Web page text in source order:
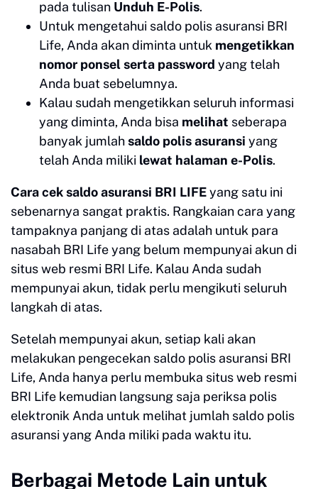
pada tulisan Unduh E-Polis.
Untuk mengetahui saldo polis asuransi BRI
Life, Anda akan diminta untuk mengetikkan
nomor ponsel serta password yang telah
Anda buat sebelumnya.
Kalau sudah mengetikkan seluruh informasi
yang diminta, Anda bisa melihat seberapa
banyak jumlahsaldo polis asuransi yang
telah Anda miliki lewat halaman e-Polis.
Cara cek saldo asuransi BRI LIFEyang satu ini
sebenarnya sangat praktis. Rangkaian cara yang
tampaknya panjang di atas adalah untuk para
nasabah BRI Life yang belum mempunyai akun di
situs web resmi BRI Life. Kalau Anda sudah
mempunyai akun, tidak perlu mengikuti seluruh
langkah di atas.
Setelah mempunyai akun, setiap kali akan
melakukan pengecekan saldo polis asuransi BRI
Life, Anda hanya perlu membuka situs web resmi
BRI Life kemudian langsung saja periksa polis
elektronik Anda untuk melihat jumlah saldo polis
asuransi yang Anda miliki pada waktu itu.
Berbagai Metode Lain untuk